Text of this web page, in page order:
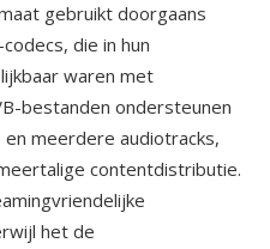
gebruikt doorgaans
die in hun
waren met
bestanden ondersteunen
meerdere audiotracks,
contentdistributie.
het de